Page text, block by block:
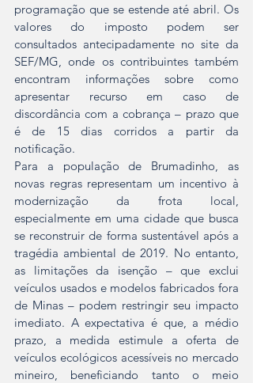
programação que se estende até abril. Os
valores do imposto podem ser
consultados antecipadamente no site da
SEF/MG, onde os contribuintes também
encontram informações sobre como
apresentar recurso em caso de
discordância com a cobrança – prazo que
é de 15 dias corridos a partir da
notificação.
Para a população de Brumadinho, as
novas regras representam um incentivo à
modernização da frota local,
especialmente em uma cidade que busca
se reconstruir de forma sustentável após a
tragédia ambiental de 2019. No entanto,
as limitações da isenção – que exclui
veículos usados e modelos fabricados fora
de Minas – podem restringir seu impacto
imediato. A expectativa é que, a médio
prazo, a medida estimule a oferta de
veículos ecológicos acessíveis no mercado
mineiro, beneficiando tanto o meio